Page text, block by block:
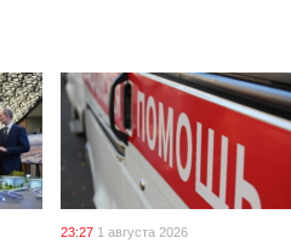
23:27 1 августа 2026